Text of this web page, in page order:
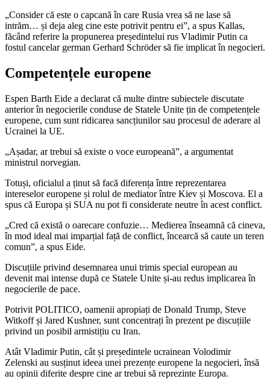
„Consider că este o capcană în care Rusia vrea să ne lase să
intrăm… și deja aleg cine este potrivit pentru ei”, a spus Kallas,
făcând referire la propunerea președintelui rus Vladimir Putin ca
fostul cancelar german Gerhard Schrödersă fie implicat în negocieri.
Competențele europene
Espen Barth Eide a declarat că multe dintre subiectele discutate
anterior în negocierile conduse de Statele Unite țin de competențele
europene, cum sunt ridicarea sancțiunilor sau procesul de aderare al
Ucrainei la UE.
„Așadar, ar trebui să existe o voce europeană”, a argumentat
ministrul norvegian.
Totuși, oficialul a ținut să facă diferența între reprezentarea
intereselor europene și rolul de mediator între Kiev și Moscova. El a
spus că Europa și SUA nu pot fi considerate neutre în acest conflict.
„Cred că există o oarecare confuzie… Medierea înseamnă că cineva,
în mod ideal mai imparțial față de conflict, încearcă să caute un teren
comun”, a spus Eide.
Discuțiile privind desemnarea unui trimis special european au
devenit mai intense după ce Statele Unite și-au redus implicarea în
negocierile de pace.
Potrivit POLITICO, oamenii apropiați de Donald Trump, Steve
Witkoffși Jared Kushner, sunt concentrați în prezent pe discuțiile
privind un posibil armistițiu cu Iran.
Atât Vladimir Putin, cât și președintele ucrainean Volodimir
Zelenski au susținut ideea unei prezențe europene la negocieri, însă
au opinii diferite despre cine ar trebui să reprezinte Europa.